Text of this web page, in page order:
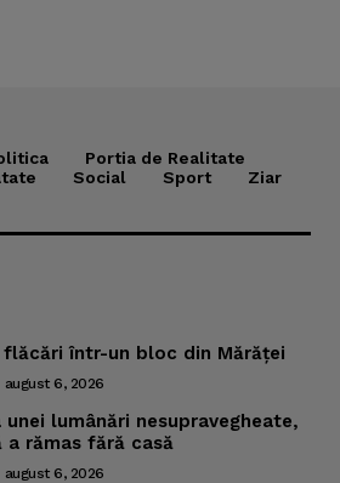
Portia de Realitate
Social Sport Ziar
flăcări într-un bloc din Mărăţei
august 6, 2026
unei lumânări nesupravegheate,
a rămas fără casă
august 6, 2026